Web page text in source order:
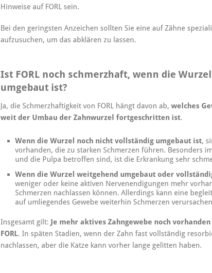
Hinweise auf FORL sein.
Bei den geringsten Anzeichen sollten Sie eine auf Zähne
aufzusuchen, um das abklären zu lassen.
Ist FORL noch schmerzhaft, wenn die
umgebaut ist?
Ja, die Schmerzhaftigkeit von FORL hängt davon ab,welches
weit der Umbau der Zahnwurzel fortgeschritten ist.
Wenn die Wurzel noch nicht vollständig umgebaut ist,
vorhanden, die zu starken Schmerzen führen. Besonders
und die Pulpa betroffen sind, ist die Erkrankung sehr
Wenn die Wurzel weitgehend umgebaut oder
weniger oder keine aktiven Nervenendigungen mehr
Schmerzen nachlassen können. Allerdings kann eine
auf umliegendes Gewebe weiterhin Schmerzen
Insgesamt gilt: Je mehr aktives Zahngewebe noch
FORL. In späten Stadien, wenn der Zahn fast vollständig
nachlassen, aber die Katze kann vorher lange gelitten haben.